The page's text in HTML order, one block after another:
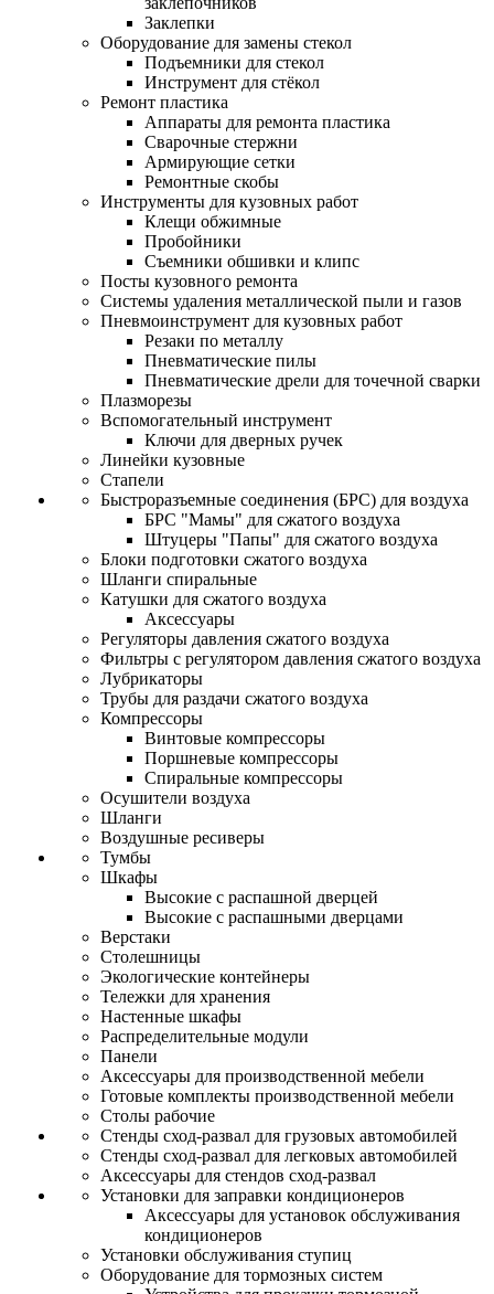
Заклепки
Оборудование для замены стекол
Подъемники для стекол
Инструмент для стёкол
Ремонт пластика
Аппараты для ремонта пластика
Сварочные стержни
Армирующие сетки
Ремонтные скобы
Инструменты для кузовных работ
Клещи обжимные
Пробойники
Съемники обшивки и клипс
Посты кузовного ремонта
Системы удаления металлической пыли и газов
Пневмоинструмент для кузовных работ
Резаки по металлу
Пневматические пилы
Пневматические дрели для точечной сварки
Плазморезы
Вспомогательный инструмент
Ключи для дверных ручек
Линейки кузовные
Стапели
Быстроразъемные соединения (БРС) для воздуха
БРС "Мамы" для сжатого воздуха
Штуцеры "Папы" для сжатого воздуха
Блоки подготовки сжатого воздуха
Шланги спиральные
Катушки для сжатого воздуха
Аксессуары
Регуляторы давления сжатого воздуха
Фильтры с регулятором давления сжатого воздуха
Лубрикаторы
Трубы для раздачи сжатого воздуха
Компрессоры
Винтовые компрессоры
Поршневые компрессоры
Спиральные компрессоры
Осушители воздуха
Шланги
Воздушные ресиверы
Тумбы
Шкафы
Высокие с распашной дверцей
Высокие с распашными дверцами
Верстаки
Столешницы
Экологические контейнеры
Тележки для хранения
Настенные шкафы
Распределительные модули
Панели
Аксессуары для производственной мебели
Готовые комплекты производственной мебели
Столы рабочие
Стенды сход-развал для грузовых автомобилей
Стенды сход-развал для легковых автомобилей
Аксессуары для стендов сход-развал
Установки для заправки кондиционеров
Аксессуары для установок обслуживания
кондиционеров
Установки обслуживания ступиц
Оборудование для тормозных систем